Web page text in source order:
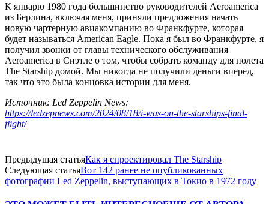
К январю 1980 года большинство руководителей Aeroamerica
из Берлина, включая меня, приняли предложения начать
новую чартерную авиакомпанию во Франкфурте, которая
будет называться American Eagle. Пока я был во Франкфурте, я
получил звонки от главы технического обслуживания
Aeroamerica в Сиэтле о том, чтобы собрать команду для полета
The Starship домой. Мы никогда не получили деньги вперед,
так что это была концовка истории для меня.
Источник: Led Zeppelin News:
https://ledzepnews.com/2024/08/18/i-was-on-the-starships-final-
flight/
Предыдущая статьяКак я спроектировал The Starship
Следующая статьяВот 142 ранее не опубликованных
фотографии Led Zeppelin, выступающих в Токио в 1972 году